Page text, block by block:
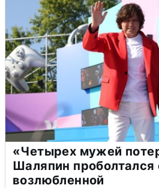
«Четырех мужей
Шаляпин проболтался
возлюбленной